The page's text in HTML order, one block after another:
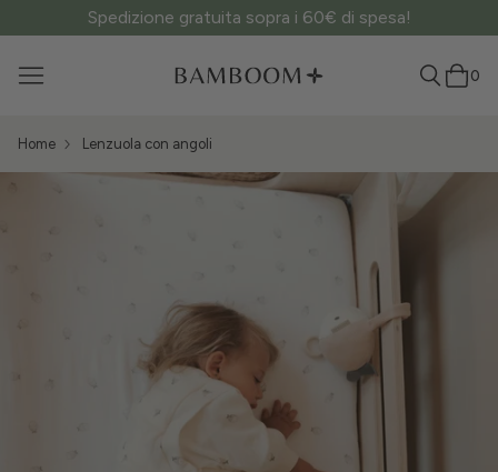
Spedizione gratuita sopra i 60€ di spesa!
0
Home Lenzuola con angoli